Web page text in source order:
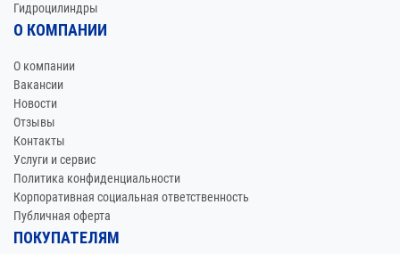
Гидроцилиндры
О КОМПАНИИ
О компании
Вакансии
Новости
Отзывы
Контакты
Услуги и сервис
Политика конфиденциальности
Корпоративная социальная ответственность
Публичная оферта
ПОКУПАТЕЛЯМ